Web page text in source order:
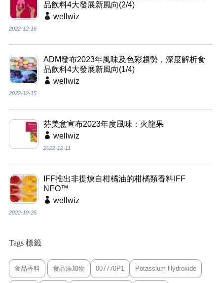
品飲料4大發展新風向(2/4)
wellwiz
2022-12-16
ADM發布2023年風味及色彩趨勢，深度解析食
品飲料4大發展新風向(1/4)
wellwiz
2022-12-15
芬美意宣布2023年度風味：火龍果
wellwiz
2022-12-11
IFF推出非提煉自柑橘油的柑橘類香料IFF
NEO™
wellwiz
2022-10-25
Tags 標籤
食品香料 食品添加物 007770P1 Potassium Hydroxide